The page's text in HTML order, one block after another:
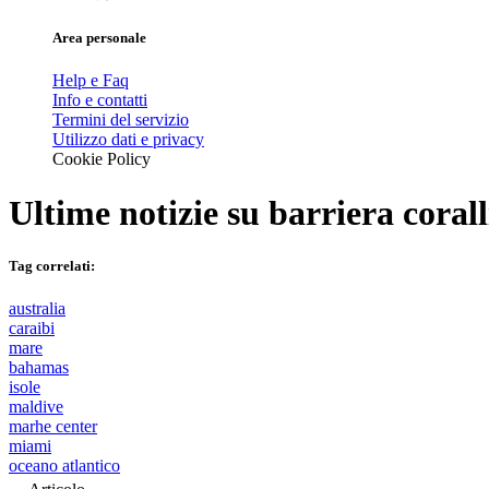
Area personale
Help e Faq
Info e contatti
Termini del servizio
Utilizzo dati e privacy
Cookie Policy
Ultime notizie su barriera
Tag correlati:
australia
caraibi
mare
bahamas
isole
maldive
marhe center
miami
oceano atlantico